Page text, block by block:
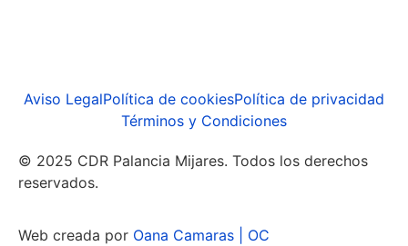
© 2025 CDR Palancia Mijares. Todos los derechos
reservados.
Aviso LegalPolítica de cookiesPolítica de privacidad
Términos y Condiciones
Web creada por Oana Camaras | OC